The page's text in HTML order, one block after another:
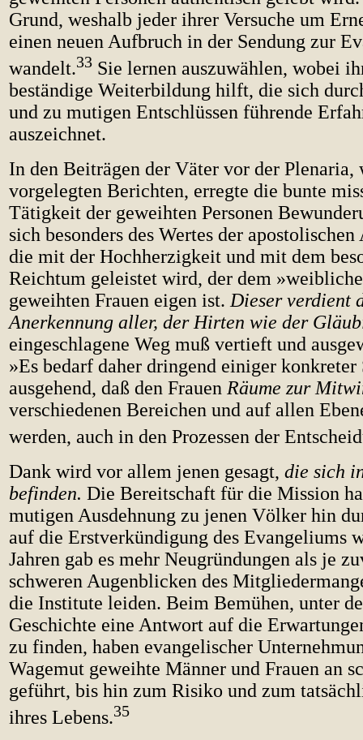
Grund, weshalb jeder ihrer Versuche um
einen neuen Aufbruch in der Sendung zur
wandelt.33 Sie lernen auszuwählen, wobei
beständige Weiterbildung hilft, die sich
und zu mutigen Entschlüssen führende
auszeichnet.
In den Beiträgen der Väter vor der Plenaria,
vorgelegten Berichten, erregte die bunte
Tätigkeit der geweihten Personen
sich besonders des Wertes der
die mit der Hochherzigkeit und mit dem
Reichtum geleistet wird, der dem
geweihten Frauen eigen ist. Dieser verdient
Anerkennung aller, der Hirten wie der
eingeschlagene Weg muß vertieft und
»Es bedarf daher dringend einiger
ausgehend, daß den Frauen Räume zur
verschiedenen Bereichen und auf allen
werden, auch in den Prozessen der
Dank wird vor allem jenen gesagt, die sich
befinden. Die Bereitschaft für die Mission
mutigen Ausdehnung zu jenen Völker hin
auf die Erstverkündigung des Evangeliums
Jahren gab es mehr Neugründungen als je
schweren Augenblicken des
die Institute leiden. Beim Bemühen, unter
Geschichte eine Antwort auf die
zu finden, haben evangelischer
Wagemut geweihte Männer und Frauen an
geführt, bis hin zum Risiko und zum
ihres Lebens.35